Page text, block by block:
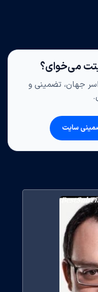
می‌خوای؟
جهان، تضمینی و
سایت